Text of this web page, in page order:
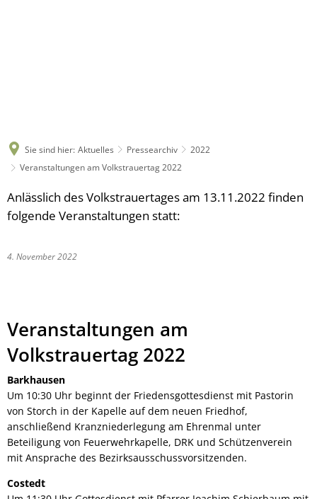
Sie sind hier: Aktuelles Pressearchiv
2022
Veranstaltungen am Volkstrauertag 2022
Anlässlich des Volkstrauertages am 13.11.2022 finden
folgende Veranstaltungen statt:
4. November 2022
Veranstaltungen am
Volkstrauertag 2022
Barkhausen
Um 10:30 Uhr beginnt der Friedensgottesdienst mit Pastorin
von Storch in der Kapelle auf dem neuen Friedhof,
anschließend Kranzniederlegung am Ehrenmal unter
Beteiligung von Feuerwehrkapelle, DRK und Schützenverein
mit Ansprache des Bezirksausschussvorsitzenden.
Costedt